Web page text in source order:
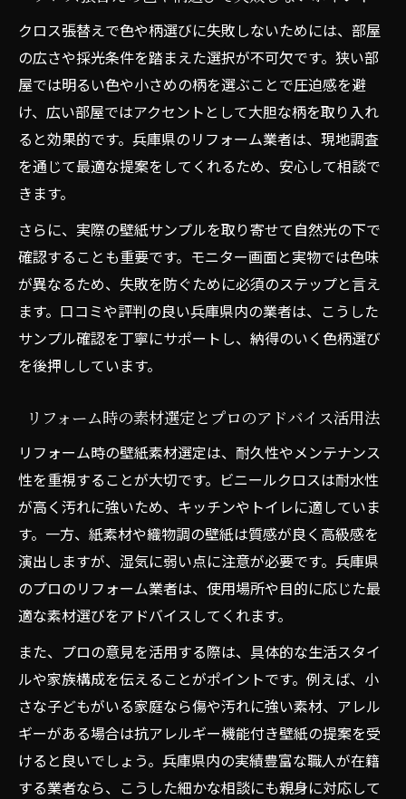
クロス張替えで色や柄選びに失敗しないためには、部屋
の広さや採光条件を踏まえた選択が不可欠です。狭い部
屋では明るい色や小さめの柄を選ぶことで圧迫感を避
け、広い部屋ではアクセントとして大胆な柄を取り入れ
ると効果的です。兵庫県のリフォーム業者は、現地調査
を通じて最適な提案をしてくれるため、安心して相談で
きます。
さらに、実際の壁紙サンプルを取り寄せて自然光の下で
確認することも重要です。モニター画面と実物では色味
が異なるため、失敗を防ぐために必須のステップと言え
ます。口コミや評判の良い兵庫県内の業者は、こうした
サンプル確認を丁寧にサポートし、納得のいく色柄選び
を後押ししています。
リフォーム時の素材選定とプロのアドバイス活用法
リフォーム時の壁紙素材選定は、耐久性やメンテナンス
性を重視することが大切です。ビニールクロスは耐水性
が高く汚れに強いため、キッチンやトイレに適していま
す。一方、紙素材や織物調の壁紙は質感が良く高級感を
演出しますが、湿気に弱い点に注意が必要です。兵庫県
のプロのリフォーム業者は、使用場所や目的に応じた最
適な素材選びをアドバイスしてくれます。
また、プロの意見を活用する際は、具体的な生活スタイ
ルや家族構成を伝えることがポイントです。例えば、小
さな子どもがいる家庭なら傷や汚れに強い素材、アレル
ギーがある場合は抗アレルギー機能付き壁紙の提案を受
けると良いでしょう。兵庫県内の実績豊富な職人が在籍
する業者なら、こうした細かな相談にも親身に対応して